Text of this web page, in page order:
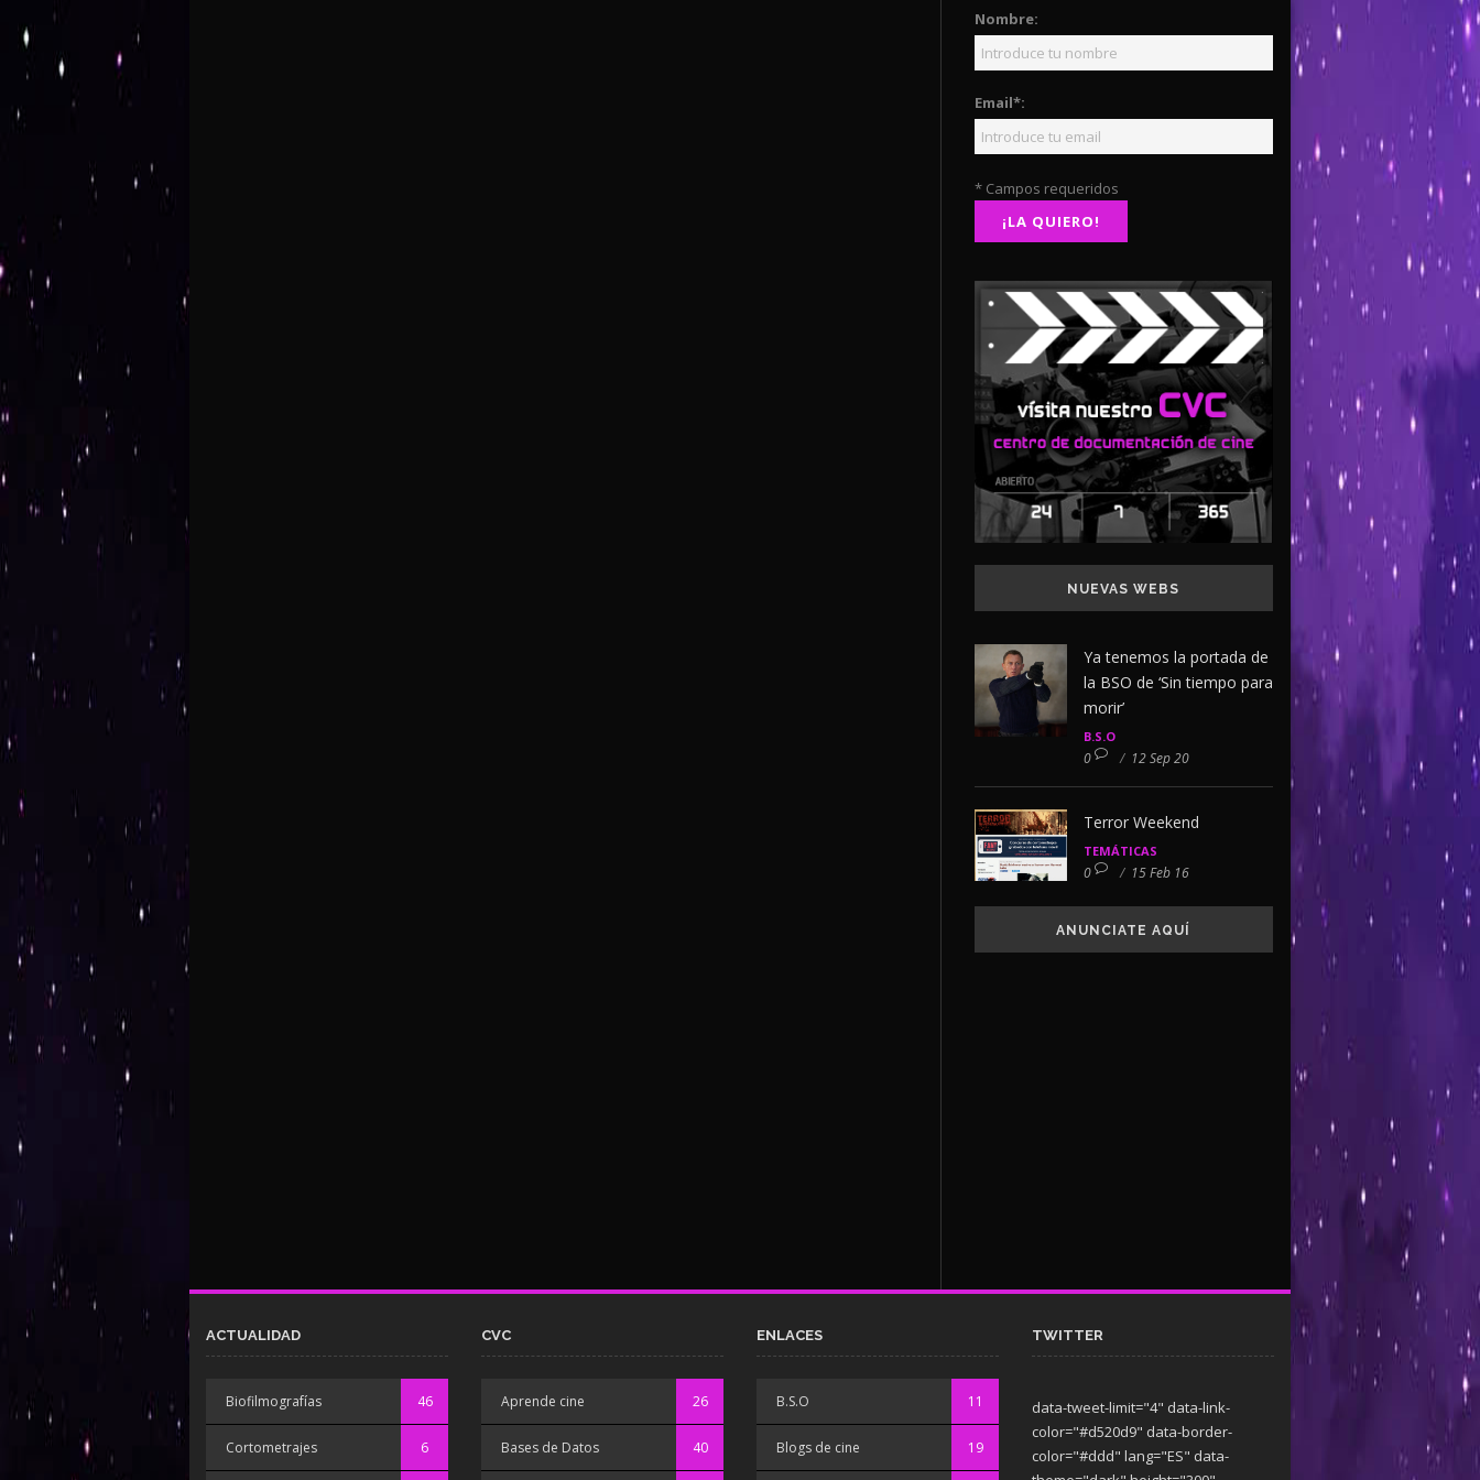
Nombre:
Email*:
* Campos requeridos
NUEVAS WEBS
Ya tenemos la portada de
la BSO de ‘Sin tiempo para
morir’
B.S.O
0 / 12 Sep 20
Terror Weekend
TEMÁTICAS
0 / 15 Feb 16
ANUNCIATE AQUÍ
ACTUALIDAD
Biofilmografías 46
Cortometrajes 6
CVC
Aprende cine 26
Bases de Datos 40
ENLACES
B.S.O 11
Blogs de cine 19
TWITTER
data-tweet-limit="4" data-link-
color="#d520d9" data-border-
color="#ddd" lang="ES" data-